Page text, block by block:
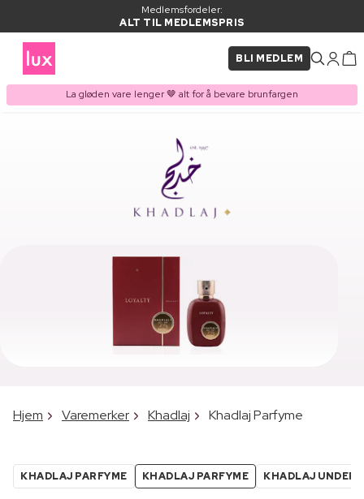
Medlemsfordeler:
ALT TIL MEDLEMSPRIS
BLI MEDLEM
La gløden vare lenger 🤎 alt for å bevare brunfargen
Hjem Varemerker Khadlaj Khadlaj Parfyme
KHADLAJ PARFYME KHADLAJ PARFYME KHADLAJ UNDER